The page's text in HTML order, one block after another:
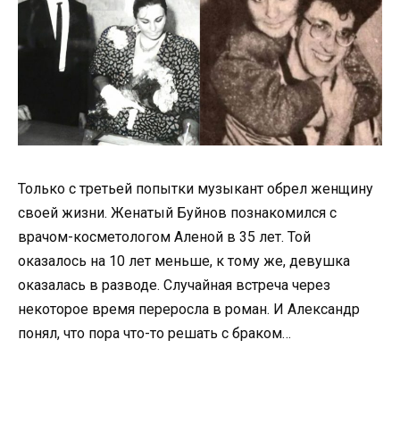
Только с третьей попытки музыкант обрел женщину
своей жизни. Женатый Буйнов познакомился с
врачом-косметологом Аленой в 35 лет. Той
оказалось на 10 лет меньше, к тому же, девушка
оказалась в разводе. Случайная встреча через
некоторое время переросла в роман. И Александр
понял, что пора что-то решать с браком…